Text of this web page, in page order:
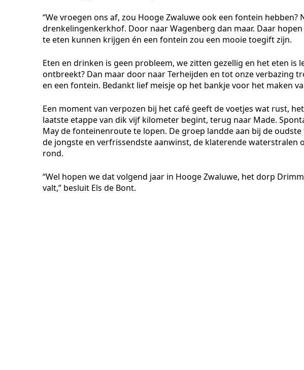
“We vroegen ons af, zou Hooge Zwaluwe ook een fontein hebben?
drenkelingenkerkhof. Door naar Wagenberg dan maar. Daar
te eten kunnen krijgen én een fontein zou een mooie toegift zijn.
Eten en drinken is geen probleem, we zitten gezellig en het eten is
ontbreekt? Dan maar door naar Terheijden en tot onze verbazing
en een fontein. Bedankt lief meisje op het bankje voor het maken
Een moment van verpozen bij het café geeft de voetjes wat rust,
laatste etappe van dik vijf kilometer begint, terug naar Made.
May de fonteinenroute te lopen. De groep landde aan bij de
de jongste en verfrissendste aanwinst, de klaterende waterstralen
rond.
“Wel hopen we dat volgend jaar in Hooge Zwaluwe, het dorp
valt,” besluit Els de Bont.